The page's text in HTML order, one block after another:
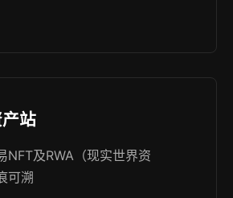
站
NFT及RWA（现实世界资
可溯